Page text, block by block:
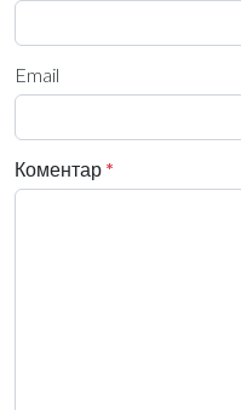
Email
Коментар *